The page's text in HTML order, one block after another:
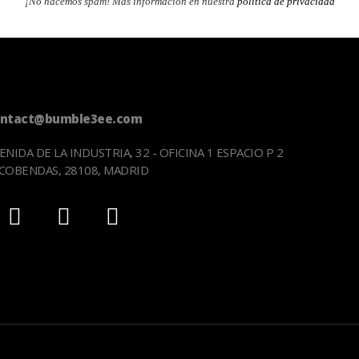
DE LA INDUSTRIA, 32 - OFICINA 1 ESPACIO P 2
28108, MADRID